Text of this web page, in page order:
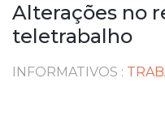
Alterações no
teletrabalho
INFORMATIVOS :